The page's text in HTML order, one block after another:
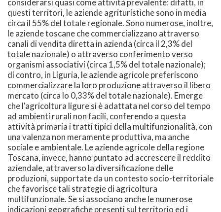
considerarsi quasi come attività prevalente: difatti, in
questi territori, le aziende agrituristiche sono in media
circa il 55% del totale regionale. Sono numerose, inoltre,
le aziende toscane che commercializzano attraverso
canali di vendita diretta in azienda (circa il 2,3% del
totale nazionale) o attraverso conferimento verso
organismi associativi (circa 1,5% del totale nazionale);
di contro, in Liguria, le aziende agricole preferiscono
commercializzare la loro produzione attraverso il libero
mercato (circa lo 0,33% del totale nazionale). Emerge
che l'agricoltura ligure si è adattata nel corso del tempo
ad ambienti rurali non facili, conferendo a questa
attività primaria i tratti tipici della multifunzionalità, con
una valenza non meramente produttiva, ma anche
sociale e ambientale. Le aziende agricole della regione
Toscana, invece, hanno puntato ad accrescere il reddito
aziendale, attraverso la diversificazione delle
produzioni, supportate da un contesto socio-territoriale
che favorisce tali strategie di agricoltura
multifunzionale. Se si associano anche le numerose
indicazioni geografiche presenti sul territorio ed i